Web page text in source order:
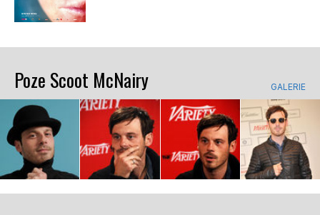
Poze Scoot McNairy GALERIE